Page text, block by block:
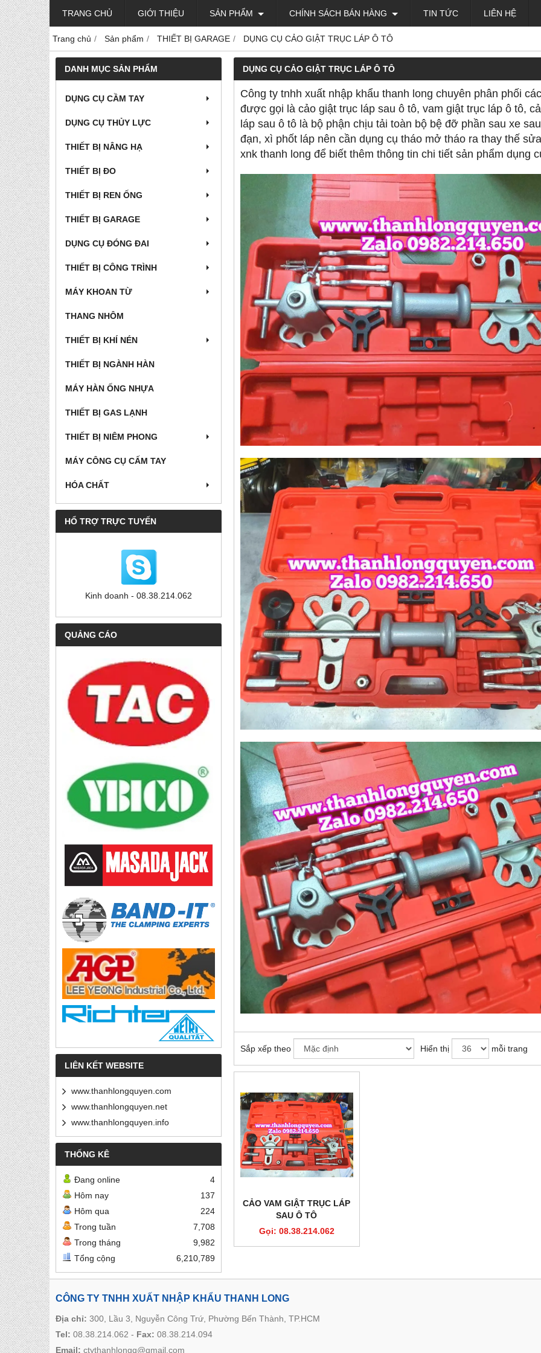
TRANG CHỦ GIỚI THIỆU SẢN PHẨM CHÍNH SÁCH BÁN HÀNG TIN TỨC LIÊN HỆ
Trang chủ Sản phẩm THIẾT BỊ GARAGE DỤNG CỤ CẢO GIẬT TRỤC LÁP Ô TÔ
DANH MỤC SẢN PHẨM
DỤNG CỤ CẦM TAY
DỤNG CỤ THỦY LỰC
THIẾT BỊ NÂNG HẠ
THIẾT BỊ ĐO
THIẾT BỊ REN ỐNG
THIẾT BỊ GARAGE
DỤNG CỤ ĐÓNG ĐAI
THIẾT BỊ CÔNG TRÌNH
MÁY KHOAN TỪ
THANG NHÔM
THIẾT BỊ KHÍ NÉN
THIẾT BỊ NGÀNH HÀN
MÁY HÀN ỐNG NHỰA
THIẾT BỊ GAS LẠNH
THIẾT BỊ NIÊM PHONG
MÁY CÔNG CỤ CẤM TAY
HÓA CHẤT
HỔ TRỢ TRỰC TUYẾN
Kinh doanh - 08.38.214.062
QUẢNG CÁO
LIÊN KẾT WEBSITE
www.thanhlongquyen.com
www.thanhlongquyen.net
www.thanhlongquyen.info
THỐNG KÊ
Đang online
4
Hôm nay
137
Hôm qua
224
Trong tuần
7,708
Trong tháng
9,982
Tổng cộng
6,210,789
DỤNG CỤ CẢO GIẬT TRỤC LÁP Ô TÔ
Công ty tnhh xuất nhập khẩu thanh long chuyên phân phối
được gọi là cảo giật trục láp sau ô tô, vam giật trục láp ô tô,
láp sau ô tô là bộ phận chịu tải toàn bộ bệ đỡ phần sau xe
đạn, xì phốt láp nên cần dụng cụ tháo mở tháo ra thay thế
xnk thanh long để biết thêm thông tin chi tiết sản phẩm dụng
Sắp xếp theo Hiển thị mỗi trang
CẢO VAM GIẬT TRỤC LÁP
SAU Ô TÔ
Gọi: 08.38.214.062
CÔNG TY TNHH XUẤT NHẬP KHẨU THANH LONG
Địa chỉ: 300, Lầu 3, Nguyễn Công Trứ, Phường Bến Thành, TP.HCM
Tel: 08.38.214.062 - Fax: 08.38.214.094
Email: ctythanhlongq@gmail.com